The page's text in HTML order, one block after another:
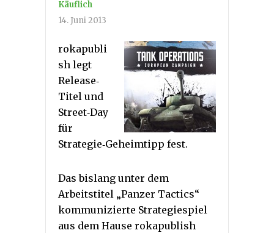
Käuflich
14. Juni 2013
rokapubli
sh legt
Release‐
Titel und
Street‐Day
für
Strategie‐Geheimtipp fest.
Das bislang unter dem
Arbeitstitel „Panzer Tactics“
kommunizierte Strategiespiel
aus dem Hause rokapublish